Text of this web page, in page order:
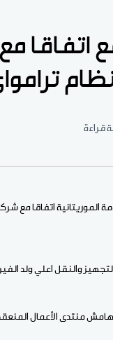
اتفاقا
والنقل اعلي ولد
منتدى الأعمال